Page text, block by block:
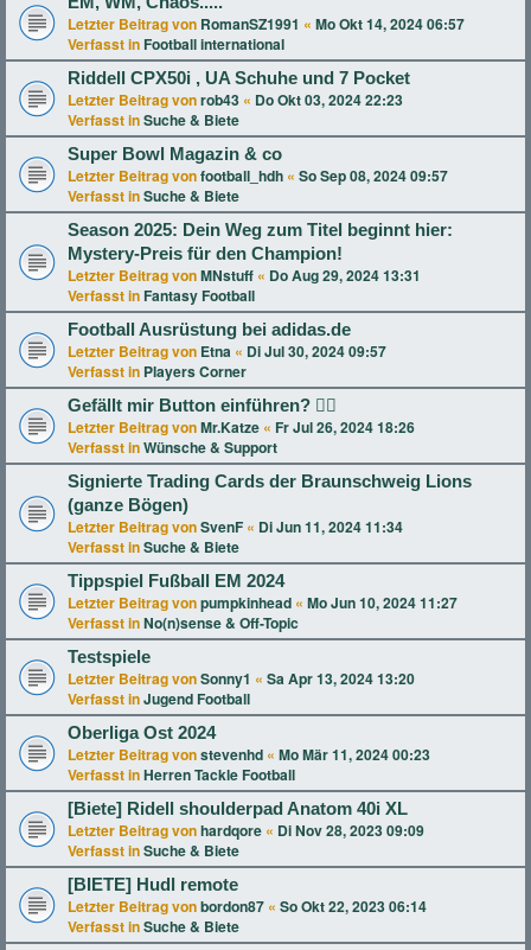
Letzter Beitrag von RomanSZ1991 « Mo Okt 14, 2024 06:57
Verfasst in Football international
Riddell CPX50i , UA Schuhe und 7 Pocket
Letzter Beitrag vonrob43 « Do Okt 03, 2024 22:23
Verfasst inSuche & Biete
Super Bowl Magazin & co
Letzter Beitrag vonfootball_hdh « So Sep 08, 2024 09:57
Verfasst inSuche & Biete
Season 2025: Dein Weg zum Titel beginnt hier:
Mystery-Preis für den Champion!
Letzter Beitrag vonMNstuff « Do Aug 29, 2024 13:31
Verfasst in Fantasy Football
Football Ausrüstung bei adidas.de
Letzter Beitrag von Etna « Di Jul 30, 2024 09:57
Verfasst in Players Corner
Gefällt mir Button einführen? 👍🏻
Letzter Beitrag vonMr.Katze « Fr Jul 26, 2024 18:26
Verfasst inWünsche & Support
Signierte Trading Cards der Braunschweig Lions
(ganze Bögen)
Letzter Beitrag vonSvenF « Di Jun 11, 2024 11:34
Verfasst inSuche & Biete
Tippspiel Fußball EM 2024
Letzter Beitrag vonpumpkinhead « Mo Jun 10, 2024 11:27
Verfasst inNo(n)sense & Off-Topic
Testspiele
Letzter Beitrag vonSonny1 « Sa Apr 13, 2024 13:20
Verfasst inJugend Football
Oberliga Ost 2024
Letzter Beitrag vonstevenhd « Mo Mär 11, 2024 00:23
Verfasst inHerren Tackle Football
[Biete] Ridell shoulderpad Anatom 40i XL
Letzter Beitrag vonhardqore « Di Nov 28, 2023 09:09
Verfasst inSuche & Biete
[BIETE] Hudl remote
Letzter Beitrag vonbordon87 « So Okt 22, 2023 06:14
Verfasst inSuche & Biete